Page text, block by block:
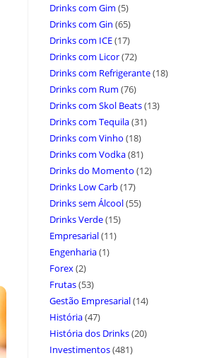
Drinks com Gim (5)
Drinks com Gin (65)
Drinks com ICE(17)
Drinks com Licor(72)
Drinks com Refrigerante(18)
Drinks com Rum (76)
Drinks com Skol Beats(13)
Drinks com Tequila(31)
Drinks com Vinho (18)
Drinks com Vodka(81)
Drinks do Momento (12)
Drinks Low Carb(17)
Drinks sem Álcool(55)
Drinks Verde(15)
Empresarial(11)
Engenharia(1)
Forex(2)
Frutas(53)
Gestão Empresarial(14)
História(47)
História dos Drinks(20)
Investimentos(481)